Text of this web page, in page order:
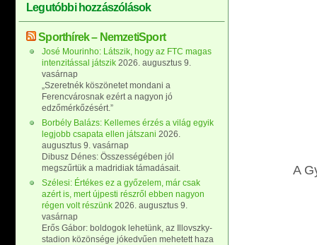
A
Legutóbbi hozzászólások
Sporthírek – NemzetiSport
José Mourinho: Látszik, hogy az FTC magas
intenzitással játszik 2026. augusztus 9.
vasárnap
„Szeretnék köszönetet mondani a
Ferencvárosnak ezért a nagyon jó
edzőmérkőzésért.”
Borbély Balázs: Kellemes érzés a világ egyik
legjobb csapata ellen játszani 2026.
augusztus 9. vasárnap
Dibusz Dénes: Összességében jól
megszűrtük a madridiak támadásait.
Szélesi: Értékes ez a győzelem, már csak
azért is, mert újpesti részről ebben nagyon
régen volt részünk 2026. augusztus 9.
vasárnap
Erős Gábor: boldogok lehetünk, az Illovszky-
stadion közönsége jókedvűen mehetett haza